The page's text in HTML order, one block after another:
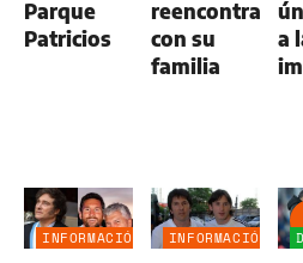
Parque
Patricios
reencontrarse
con su
familia
a
INFORMACIÓN
INFORMACIÓN